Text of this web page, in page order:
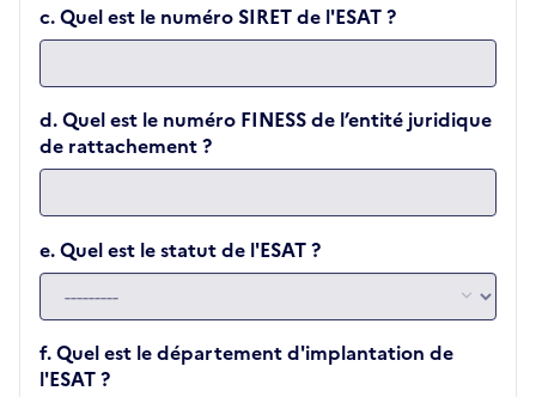
c. Quel est le numéro SIRET de l'ESAT ?
d. Quel est le numéro FINESS de l’entité juridique
de rattachement ?
e. Quel est le statut de l'ESAT ?
f. Quel est le département d'implantation de
l'ESAT ?